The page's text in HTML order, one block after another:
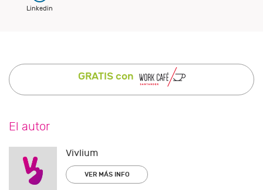
Linkedin
GRATIS con
El autor
Vivlium
VER MÁS INFO